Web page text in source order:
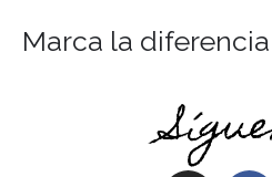
Marca la